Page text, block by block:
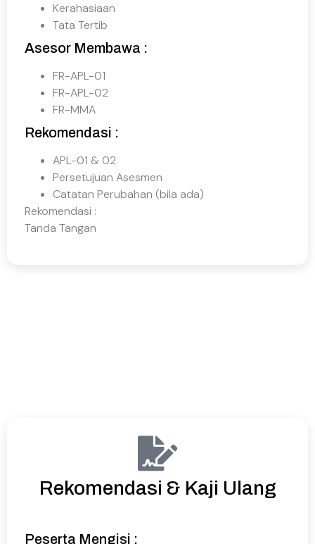
Kerahasiaan
Tata Tertib
Asesor Membawa :
FR-APL-01
FR-APL-02
FR-MMA
Rekomendasi :
APL-01 & 02
Persetujuan Asesmen
Catatan Perubahan (bila ada)
Rekomendasi :
Tanda Tangan
Rekomendasi & Kaji Ulang
Peserta Mengisi :